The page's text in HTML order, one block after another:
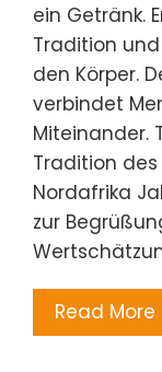
ein Getränk.
Tradition
den Körper.
verbindet
Miteinander.
Tradition
Nordafrika
zur
Read More